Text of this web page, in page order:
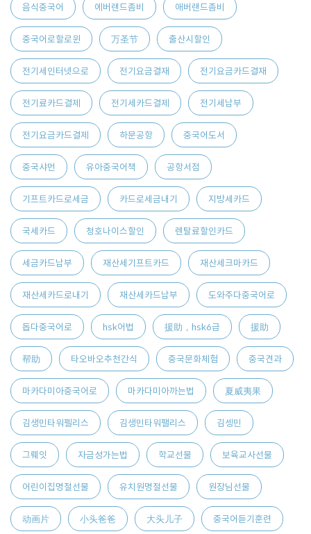
음식중국어 에버랜드좀비 애버랜드좀비
중국어로할로윈 万圣节 출산시할인
전기세인터넷으로 전기요금결재 전기요금카드결재
전기료카드결제 전기세카드결제 전기세납부
전기요금카드결제 하문공항 중국어도서
중국샤먼 유아중국어책 공항서점
기프트카드로세금 카드로세금내기 지방세카드
국세카드 청호나이스할인 렌탈료할인카드
세금카드납부 재산세기프트카드 재산세크마카드
재산세카드로내기 재산세카드납부 도와주다중국어로
돕다중국어로 hsk어법 援助，hsk6급 援助
帮助 타오바오추천간식 중국문화체험 중국견과
마카다미아중국어로 마카다미아까는법 夏威夷果
김생민타워펠리스 김생민타워팰리스 김셍민
그뤠잇 자금성가는법 학교선물 보육교사선물
어린이집명절선물 유치원명절선물 원장님선물
动画片 小头爸爸 大头儿子 중국어듣기훈련